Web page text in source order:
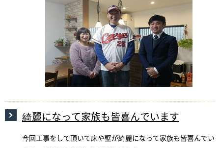
綺麗になって家族も皆喜んでいます
今回工事をして頂いて床や壁が綺麗になって家族も皆喜んでい